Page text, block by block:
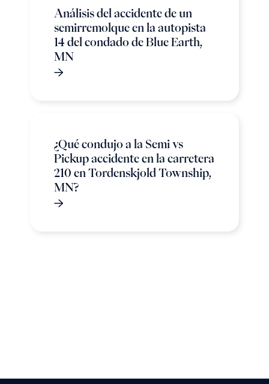
Análisis del accidente de un
semirremolque en la autopista
14 del condado de Blue Earth,
MN
¿Qué condujo a la Semi vs
Pickup accidente en la carretera
210 en Tordenskjold Township,
MN?